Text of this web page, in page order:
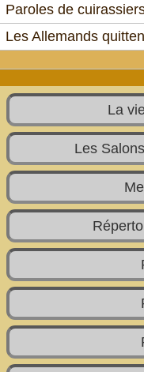
Paroles de
Les Allemands
La
Les